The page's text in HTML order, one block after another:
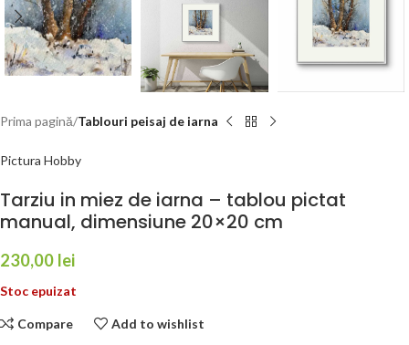
Prima pagină Tablouri peisaj de iarna
Pictura Hobby
Tarziu in miez de iarna – tablou pictat
manual, dimensiune 20×20 cm
230,00 lei
Stoc epuizat
Compare Add to wishlist